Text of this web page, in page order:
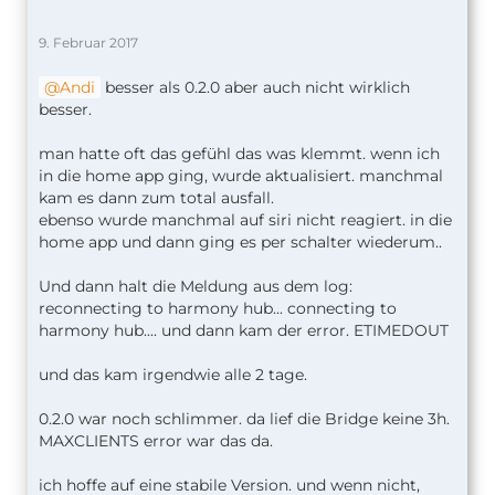
9. Februar 2017
Andi
besser als 0.2.0 aber auch nicht wirklich
besser.
man hatte oft das gefühl das was klemmt. wenn ich
in die home app ging, wurde aktualisiert. manchmal
kam es dann zum total ausfall.
ebenso wurde manchmal auf siri nicht reagiert. in die
home app und dann ging es per schalter wiederum..
Und dann halt die Meldung aus dem log:
reconnecting to harmony hub... connecting to
harmony hub.... und dann kam der error. ETIMEDOUT
und das kam irgendwie alle 2 tage.
0.2.0 war noch schlimmer. da lief die Bridge keine 3h.
MAXCLIENTS error war das da.
ich hoffe auf eine stabile Version. und wenn nicht,